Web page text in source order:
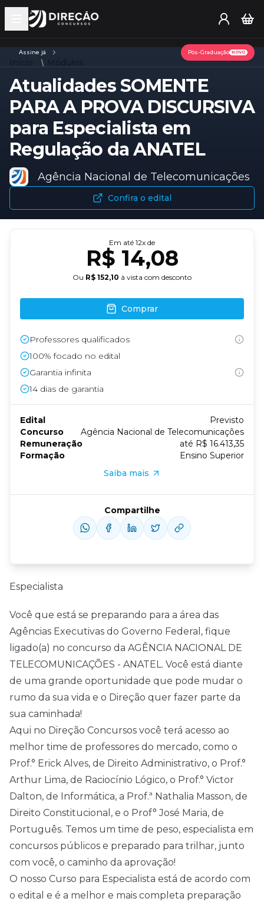
Open main menu
Assine já Pós-Graduação NOVO
Atualidades SOMENTE
PARA A PROVA DISCURSIVA
para Especialista em
Regulação da ANATEL
Agência Nacional de Telecomunicações
Confira o edital
Especialista
Você que está se preparando para a área das
Agências Executivas do Governo Federal, fique
ligado(a) no concurso da AGÊNCIA NACIONAL DE
TELECOMUNICAÇÕES - ANATEL. Você está diante
de uma grande oportunidade que pode mudar o
rumo da sua vida e o Direção quer fazer parte da
sua caminhada!
Aqui no Direção Concursos você terá acesso ao
melhor time de professores do mercado, como o
Prof.° Erick Alves, de Direito Administrativo, o Prof.°
Arthur Lima, de Raciocínio Lógico, o Prof.° Victor
Dalton, de Informática, a Prof.ª Nathalia Masson, de
Direito Constitucional, e o Prof° José Maria, de
Português. Temos um time de peso, especialista em
concursos públicos e preparado para trilhar, junto
com você, o caminho da aprovação!
O nosso Curso para Especialista está de acordo com
o edital e é a melhor e mais completa preparação
Em até 12x de
R$ 14,08
Ou R$ 152,10 à vista com desconto
Comprar
Professores qualificados
100% focado no edital
Garantia infinita
14 dias de garantia
Edital
Previsto
Concurso
Agência Nacional de Telecomunicações
Remuneração
até R$ 16.413,35
Formação
Ensino Superior
Saiba mais
Compartilhe